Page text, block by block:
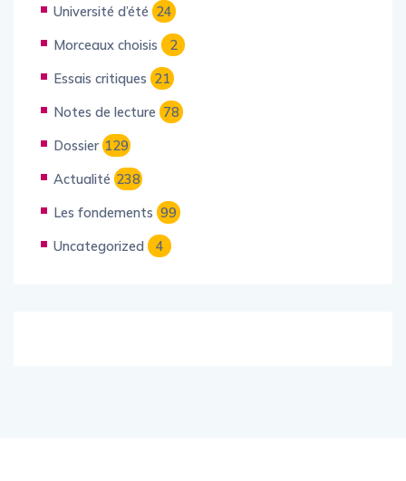
Université d’été 24
Morceaux choisis
2
Essais critiques 21
Notes de lecture 78
Dossier 129
Actualité 238
Les fondements 99
Uncategorized
4